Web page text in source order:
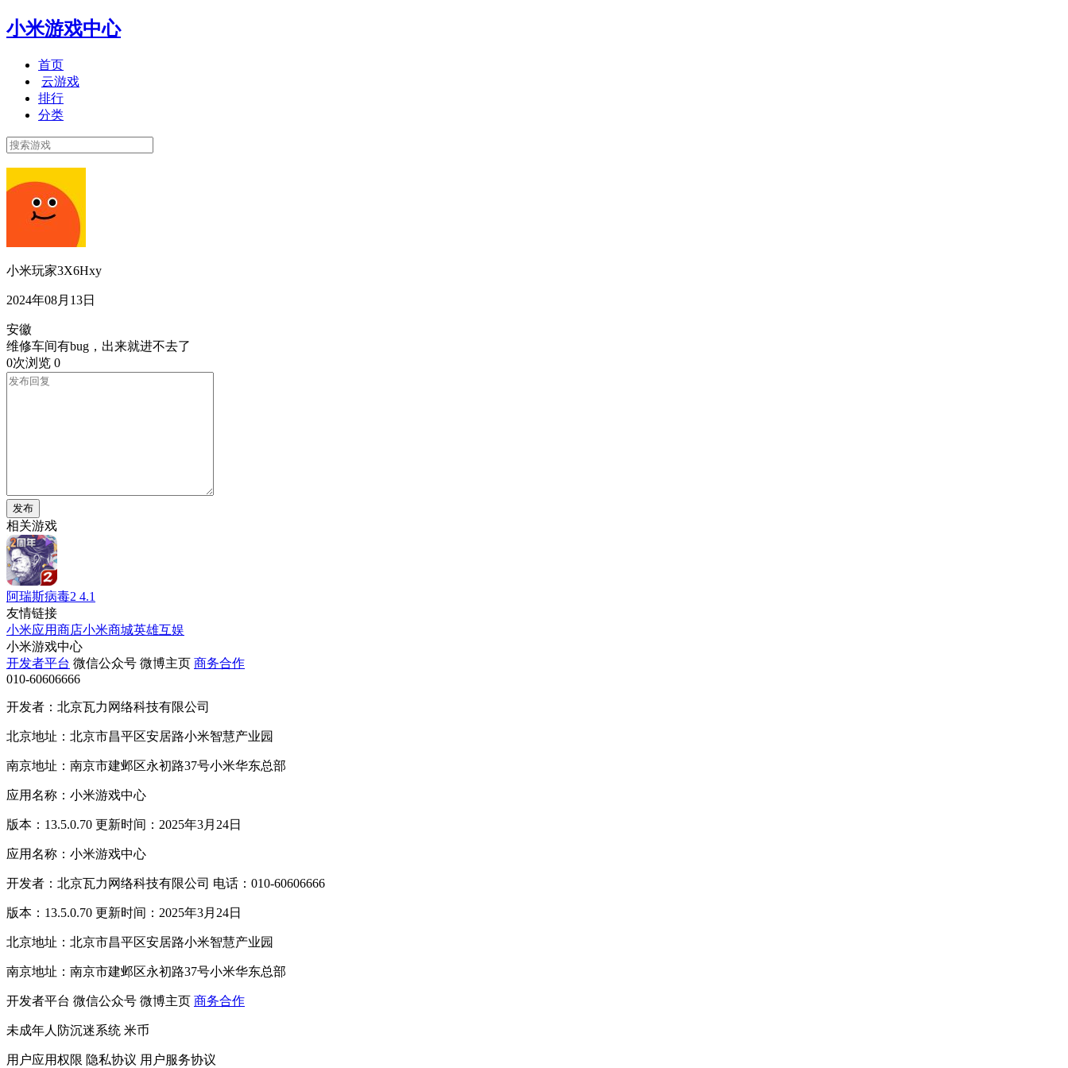
小米游戏中心
首页
云游戏
排行
分类
小米玩家3X6Hxy
2024年08月13日
安徽
维修车间有bug，出来就进不去了
0次浏览 0
发布
相关游戏
阿瑞斯病毒2 4.1
友情链接
小米应用商店小米商城英雄互娱
小米游戏中心
开发者平台 微信公众号 微博主页 商务合作
010-60606666
开发者：北京瓦力网络科技有限公司
北京地址：北京市昌平区安居路小米智慧产业园
南京地址：南京市建邺区永初路37号小米华东总部
应用名称：小米游戏中心
版本：13.5.0.70 更新时间：2025年3月24日
应用名称：小米游戏中心
开发者：北京瓦力网络科技有限公司 电话：010-60606666
版本：13.5.0.70 更新时间：2025年3月24日
北京地址：北京市昌平区安居路小米智慧产业园
南京地址：南京市建邺区永初路37号小米华东总部
开发者平台 微信公众号 微博主页 商务合作
未成年人防沉迷系统 米币
用户应用权限 隐私协议 用户服务协议